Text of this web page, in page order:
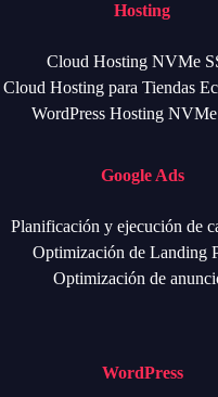
Hosting
Cloud Hosting NVMe
Cloud Hosting para Tiendas
WordPress Hosting
Google Ads
Planificación y ejecución de
Optimización de Landing
Optimización de
WordPress